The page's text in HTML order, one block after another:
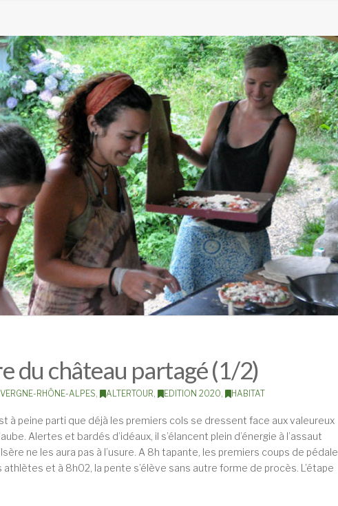
du château partagé (1/2)
RHÔNE-ALPES, ALTERTOUR, EDITION 2020, HABITAT
à peine parti que déjà les premiers cols se dressent face aux valeureux
Alertes et bardés d’idéaux, il s’élancent plein d’énergie à l’assaut
ne les aura pas à l’usure. A 8h tapante, les premiers coups de pédale
et à 8h02, la pente s’élève sans autre forme de procès. L’étape